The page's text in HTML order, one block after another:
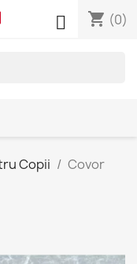
shopping_cart (0)

Copii
Covor